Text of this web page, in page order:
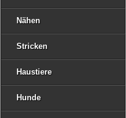
Nähen
Stricken
Haustiere
Hunde